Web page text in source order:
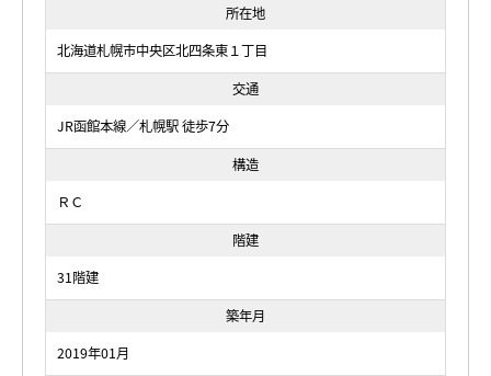
所在地
北海道札幌市中央区北四条東１丁目
交通
JR函館本線／札幌駅 徒歩7分
構造
ＲＣ
階建
31階建
築年月
2019年01月